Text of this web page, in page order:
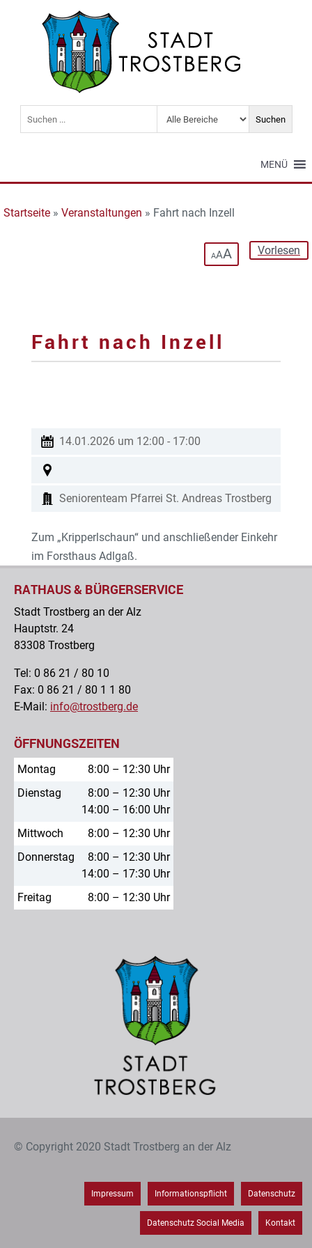
MENÜ
Startseite » Veranstaltungen » Fahrt nach Inzell
Vorlesen
AAA
Fahrt nach Inzell
14.01.2026 um 12:00 - 17:00
Seniorenteam Pfarrei St. Andreas Trostberg
Zum „Kripperlschaun“ und anschließender Einkehr
im Forsthaus Adlgaß.
RATHAUS & BÜRGERSERVICE
Stadt Trostberg an der Alz
Hauptstr. 24
83308 Trostberg
Tel: 0 86 21 / 80 10
Fax: 0 86 21 / 80 1 1 80
E-Mail: info@trostberg.de
ÖFFNUNGSZEITEN
Montag
8:00 – 12:30 Uhr
Dienstag
8:00 – 12:30 Uhr
14:00 – 16:00 Uhr
Mittwoch
8:00 – 12:30 Uhr
Donnerstag
8:00 – 12:30 Uhr
14:00 – 17:30 Uhr
Freitag
8:00 – 12:30 Uhr
© Copyright 2020 Stadt Trostberg an der Alz
Impressum Informationspflicht Datenschutz
Datenschutz Social Media Kontakt